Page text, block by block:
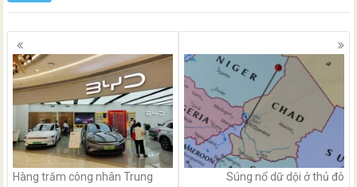
Posts
navigation
Hàng trăm công nhân Trung
Súng nổ dữ dội ở thủ đô